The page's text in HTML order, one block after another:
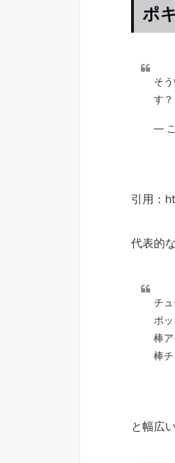
ポ
そ
す？
— こ
引用：
代表的
チュ
ポ
棒ア
棒チ
と幅広